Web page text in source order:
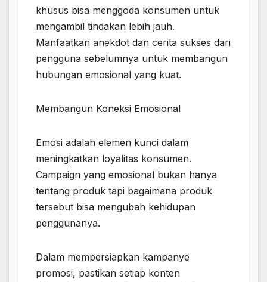
khusus bisa menggoda konsumen untuk
mengambil tindakan lebih jauh.
Manfaatkan anekdot dan cerita sukses dari
pengguna sebelumnya untuk membangun
hubungan emosional yang kuat.
Membangun Koneksi Emosional
Emosi adalah elemen kunci dalam
meningkatkan loyalitas konsumen.
Campaign yang emosional bukan hanya
tentang produk tapi bagaimana produk
tersebut bisa mengubah kehidupan
penggunanya.
Dalam mempersiapkan kampanye
promosi, pastikan setiap konten